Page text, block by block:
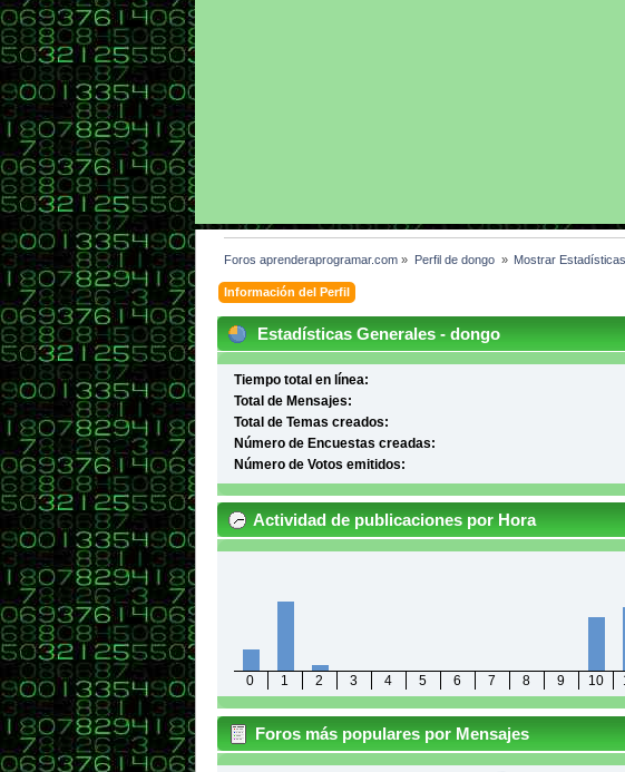
Foros aprenderaprogramar.com » Perfil de dongo » Mostrar Estadísticas
Información del Perfil
Estadísticas Generales - dongo
Tiempo total en línea:
Total de Mensajes:
Total de Temas creados:
Número de Encuestas creadas:
Número de Votos emitidos:
Actividad de publicaciones por Hora
0 1 2 3 4 5 6 7 8 9 10
Foros más populares por Mensajes